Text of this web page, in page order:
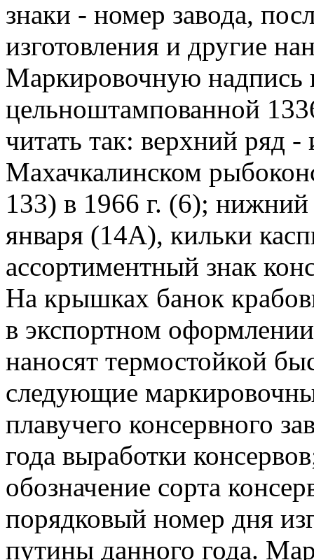
знаки - номер завода,
изготовления и другие
Маркировочную надпись
цельноштампованной
читать так: верхний ряд -
Махачкалинском
133) в 1966 г. (6);
января (14А), кильки
ассортиментный знак
На крышках банок
в экспортном
наносят термостойкой
следующие
плавучего консервного
года выработки
обозначение сорта
порядковый номер дня
путины данного года.